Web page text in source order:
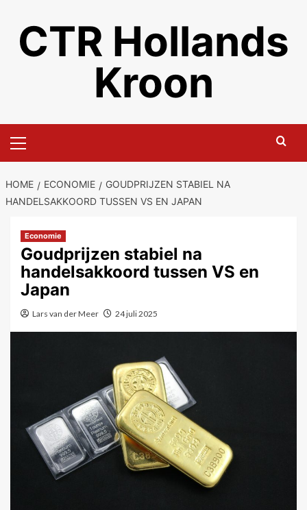
inhoudCTR Hollands
Kroon
menu
HOME ECONOMIE
GOUDPRIJZEN STABIEL NA
HANDELSAKKOORD TUSSEN VS EN JAPAN
Economie
Goudprijzen stabiel na
handelsakkoord tussen VS en
Japan
Lars van der Meer 24 juli 2025